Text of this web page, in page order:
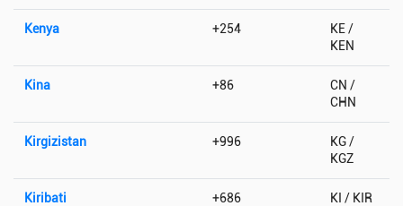
Kenya +254
KE /
KEN
Kina +86
CN /
CHN
Kirgizistan +996
KG /
KGZ
Kiribati +686 KI / KIR